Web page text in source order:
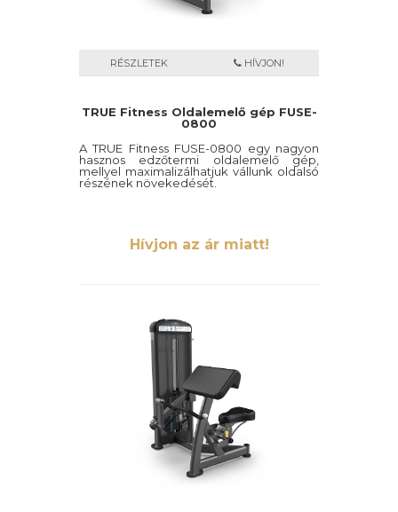
RÉSZLETEK HÍVJON!
TRUE Fitness Oldalemelő gép FUSE-
0800
A TRUE Fitness FUSE-0800 egy nagyon
hasznos edzőtermi oldalemelő gép,
mellyel maximalizálhatjuk vállunk oldalsó
részének növekedését.
Hívjon az ár miatt!